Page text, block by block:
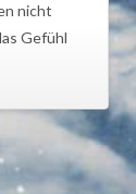
nicht
Gefühl